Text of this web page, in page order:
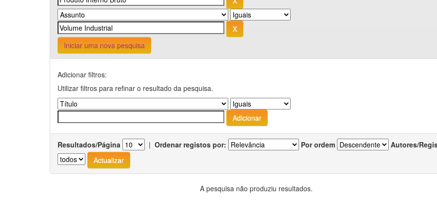
Iniciar uma nova pesquisa
Adicionar filtros:
Utilizar filtros para refinar o resultado da pesquisa.
Resultados/Página | Ordenar registos por: Por ordem Autores/
A pesquisa não produziu resultados.